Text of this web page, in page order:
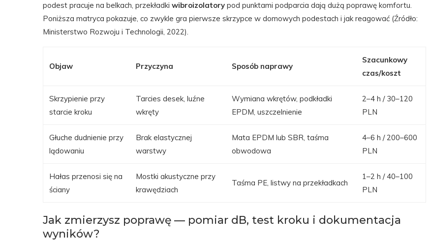
podest pracuje na belkach, przekładki wibroizolatory pod punktami podparcia dają dużą poprawę komfortu.
Poniższa matryca pokazuje, co zwykle gra pierwsze skrzypce w domowych podestach i jak reagować (Źródło:
Ministerstwo Rozwoju i Technologii, 2022).
Objaw Przyczyna Sposób naprawy
Szacunkowy
czas/koszt
Skrzypienie przy
starcie kroku
Tarcies desek, luźne
wkręty
Wymiana wkrętów, podkładki
EPDM, uszczelnienie
2–4 h / 30–120
PLN
Głuche dudnienie przy
lądowaniu
Brak elastycznej
warstwy
Mata EPDM lub SBR, taśma
obwodowa
4–6 h / 200–600
PLN
Hałas przenosi się na
ściany
Mostki akustyczne przy
krawędziach
Taśma PE, listwy na przekładkach
1–2 h / 40–100
PLN
Jak zmierzysz poprawę — pomiar dB, test kroku i dokumentacja
wyników?